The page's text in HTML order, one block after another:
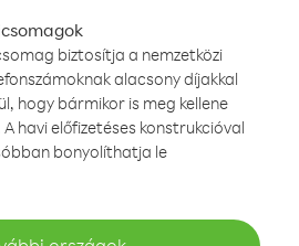
biztosítja a nemzetközi
alacsony díjakkal
hogy bármikor is meg kellene
havi előfizetéses konstrukcióval
bonyolíthatja le